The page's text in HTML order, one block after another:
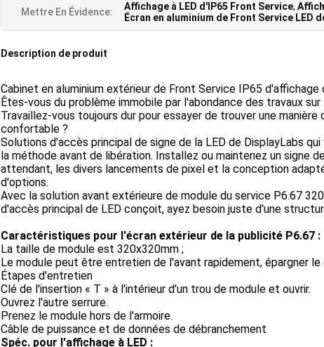
Mettre En Évidence: Affichage à LED d'IP65 Front Service,
Écran en aluminium de Front Service LED
Description de produit
Cabinet en aluminium extérieur de Front Service IP65 d'affichage
Êtes-vous du problème immobile par l'abondance des travaux
Travaillez-vous toujours dur pour essayer de trouver une
confortable ?
Solutions d'accès principal de signe de la LED de DisplayLabs
la méthode avant de libération. Installez ou maintenez un signe
attendant, les divers lancements de pixel et la conception
d'options.
Avec la solution avant extérieure de module du service P6.67
d'accès principal de LED conçoit, ayez besoin juste d'une
Caractéristiques pour l'écran extérieur de la publicité P6.67 :
La taille de module est 320x320mm ;
Le module peut être entretien de l'avant rapidement, épargner
Étapes d'entretien
Clé de l'insertion « T » à l'intérieur d'un trou de module et ouvrir.
Ouvrez l'autre serrure.
Prenez le module hors de l'armoire.
Câble de puissance et de données de débranchement
Spéc. pour l'affichage à LED :